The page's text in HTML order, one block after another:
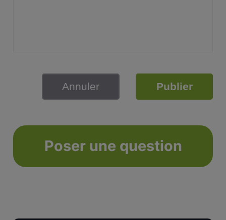
Annuler Publier
Poser une question